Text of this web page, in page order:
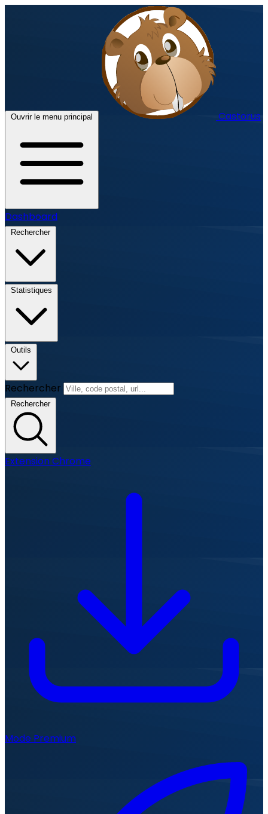
Ouvrir le menu principal Castorus
Dashboard
Rechercher
Statistiques
Outils
Rechercher
Rechercher
Extension Chrome
Mode Premium